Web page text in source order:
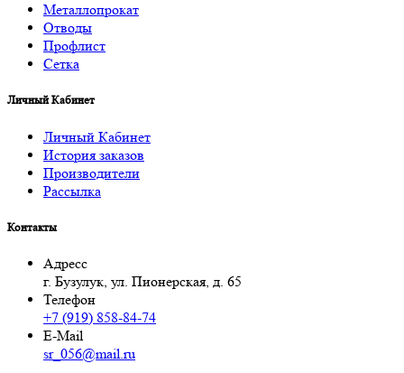
Металлопрокат
Отводы
Профлист
Сетка
Личный Кабинет
Личный Кабинет
История заказов
Производители
Рассылка
Контакты
Адресс
г. Бузулук, ул. Пионерская, д. 65
Телефон
+7 (919) 858-84-74
E-Mail
sr_056@mail.ru